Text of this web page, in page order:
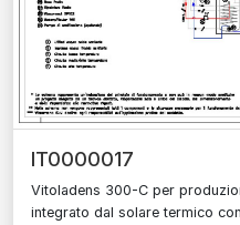
IT0000017
Vitoladens 300-C per
integrato dal solare termico